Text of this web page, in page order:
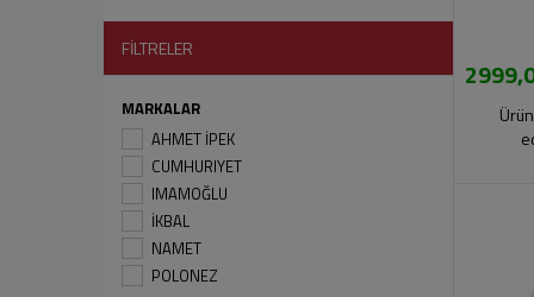
FİLTRELER
MARKALAR
AHMET İPEK
CUMHURIYET
IMAMOĞLU
İKBAL
NAMET
POLONEZ